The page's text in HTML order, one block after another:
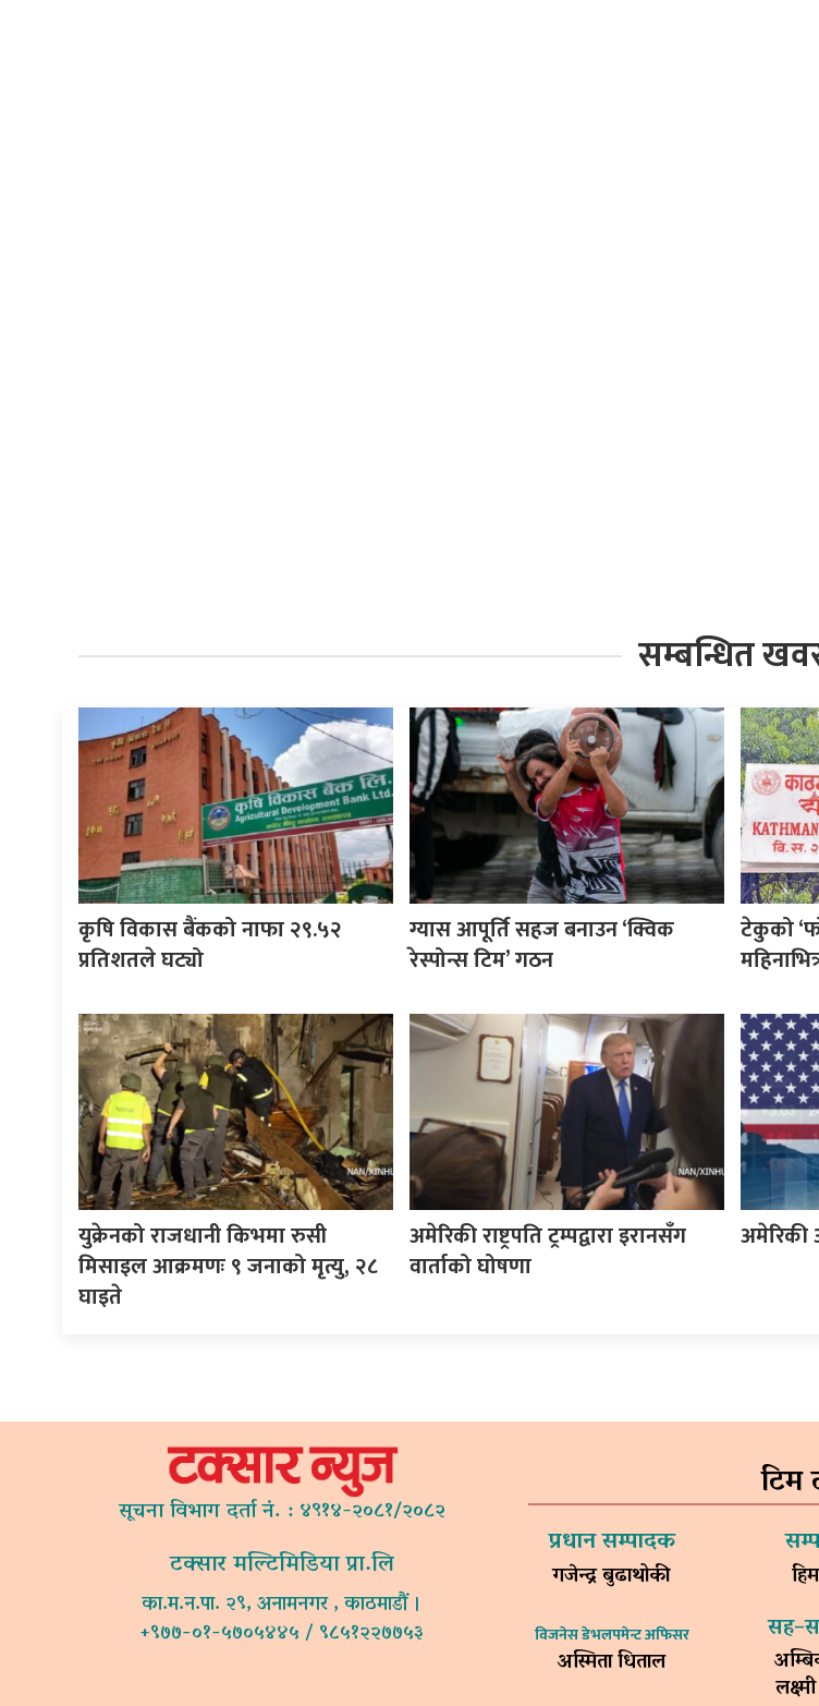
सम्बन्धित
कृषि विकास बैंकको नाफा २९.५२
प्रतिशतले घट्यो
ग्यास आपूर्ति सहज बनाउन ‘क्विक
रेस्पोन्स टिम’ गठन
टेकुको
युक्रेनको राजधानी किभमा रुसी
मिसाइल आक्रमणः ९ जनाको मृत्यु, २८
घाइते
अमेरिकी राष्ट्रपति ट्रम्पद्वारा इरानसँग
वार्ताको घोषणा
अमेरिकी
सूचना विभाग दर्ता नं. : ४९१४-२०८१/२०८२
टक्सार मल्टिमिडिया प्रा.लि
का.म.न.पा. २९, अनामनगर , काठमाडौं ।
+९७७-०१-५७०५४४५ / ९८५१२२७७५३
टिम
प्रधान सम्पादक
गजेन्द्र बुढाथोकी
विजनेस डेभलपमेन्ट अफिसर
अस्मिता धिताल